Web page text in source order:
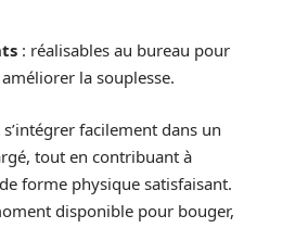
: réalisables au bureau pour
la souplesse.
facilement dans un
tout en contribuant à
forme physique satisfaisant.
disponible pour bouger,